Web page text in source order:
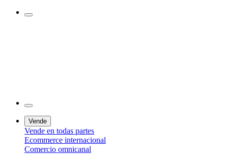
Vende
Vende en todas partes
Ecommerce internacional
Comercio omnicanal